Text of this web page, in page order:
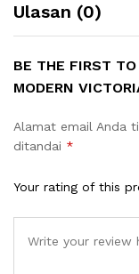
Ulasan (0)
BE THE FIRST
MODERN
Alamat email Anda
ditandai *
Your rating of this